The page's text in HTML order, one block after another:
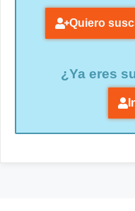
Quiero
¿Ya eres